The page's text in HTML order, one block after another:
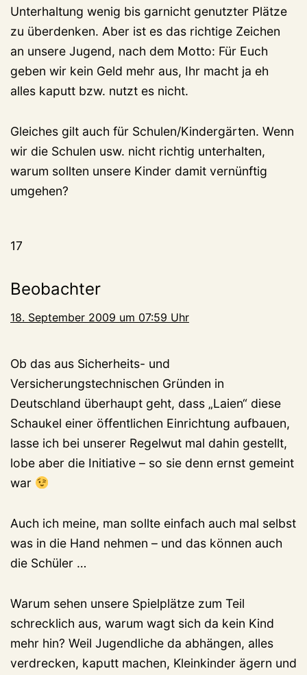
Unterhaltung wenig bis garnicht genutzter Plätze
zu überdenken. Aber ist es das richtige Zeichen
an unsere Jugend, nach dem Motto: Für Euch
geben wir kein Geld mehr aus, Ihr macht ja eh
alles kaputt bzw. nutzt es nicht.
Gleiches gilt auch für Schulen/Kindergärten. Wenn
wir die Schulen usw. nicht richtig unterhalten,
warum sollten unsere Kinder damit vernünftig
umgehen?
17
Beobachter
18. September 2009 um 07:59 Uhr
Ob das aus Sicherheits- und
Versicherungstechnischen Gründen in
Deutschland überhaupt geht, dass „Laien“ diese
Schaukel einer öffentlichen Einrichtung aufbauen,
lasse ich bei unserer Regelwut mal dahin gestellt,
lobe aber die Initiative – so sie denn ernst gemeint
war
Auch ich meine, man sollte einfach auch mal selbst
was in die Hand nehmen – und das können auch
die Schüler …
Warum sehen unsere Spielplätze zum Teil
schrecklich aus, warum wagt sich da kein Kind
mehr hin? Weil Jugendliche da abhängen, alles
verdrecken, kaputt machen, Kleinkinder ägern und